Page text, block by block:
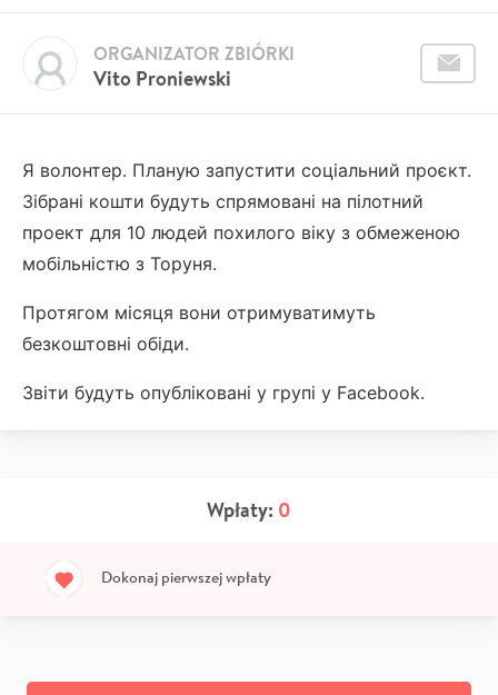
Vito Proniewski
ORGANIZATOR ZBIÓRKI
Я волонтер. Планую запустити соціальний проєкт.
Зібрані кошти будуть спрямовані на пілотний
проект для 10 людей похилого віку з обмеженою
мобільністю з Торуня.
Протягом місяця вони отримуватимуть
безкоштовні обіди.
Звіти будуть опубліковані у групі у Facebook.
Wpłaty: 0
Dokonaj pierwszej wpłaty